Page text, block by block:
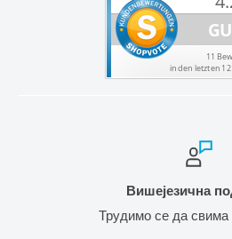
Вишејезична
Трудимо се да свима